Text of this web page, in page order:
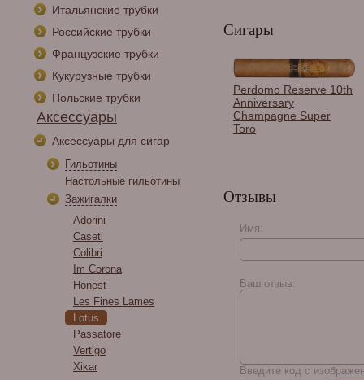
Итальянские трубки
Российские трубки
Французские трубки
Кукурузные трубки
Польские трубки
Аксессуары
Аксессуары для сигар
Гильотины
Настольные гильотины
Зажигалки
Adorini
Caseti
Colibri
Im Corona
Honest
Les Fines Lames
Lotus
Passatore
Vertigo
Xikar
Зажигалка Vertigo
Double Agent
Gunmetal
Сигары
Perdomo Reserve 10th
Anniversary
Champagne Super
Toro
Cain Daytona Double
Toro
Отзывы
Имя:
Ваш отзыв:
Введите код с